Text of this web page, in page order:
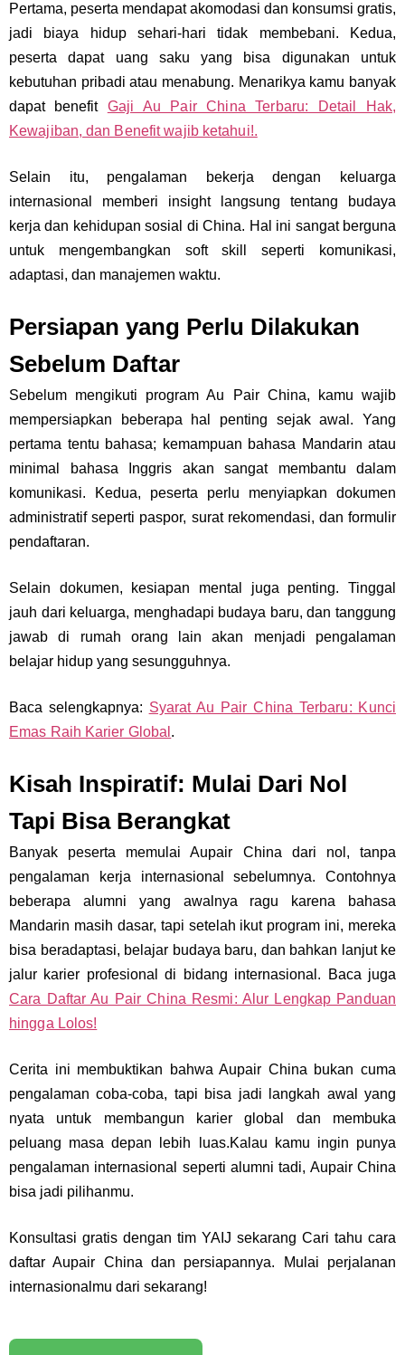
Pertama, peserta mendapat akomodasi dan konsumsi gratis,
jadi biaya hidup sehari-hari tidak membebani. Kedua,
peserta dapat uang saku yang bisa digunakan untuk
kebutuhan pribadi atau menabung. Menarikya kamu banyak
dapat benefit Gaji Au Pair China Terbaru: Detail Hak,
Kewajiban, dan Benefit wajib ketahui!.
Selain itu, pengalaman bekerja dengan keluarga
internasional memberi insight langsung tentang budaya
kerja dan kehidupan sosial di China. Hal ini sangat berguna
untuk mengembangkan soft skill seperti komunikasi,
adaptasi, dan manajemen waktu.
Persiapan yang Perlu Dilakukan
Sebelum Daftar
Sebelum mengikuti program Au Pair China, kamu wajib
mempersiapkan beberapa hal penting sejak awal. Yang
pertama tentu bahasa; kemampuan bahasa Mandarin atau
minimal bahasa Inggris akan sangat membantu dalam
komunikasi. Kedua, peserta perlu menyiapkan dokumen
administratif seperti paspor, surat rekomendasi, dan formulir
pendaftaran.
Selain dokumen, kesiapan mental juga penting. Tinggal
jauh dari keluarga, menghadapi budaya baru, dan tanggung
jawab di rumah orang lain akan menjadi pengalaman
belajar hidup yang sesungguhnya.
Baca selengkapnya: Syarat Au Pair China Terbaru: Kunci
Emas Raih Karier Global .
Kisah Inspiratif: Mulai Dari Nol
Tapi Bisa Berangkat
Banyak peserta memulai Aupair China dari nol, tanpa
pengalaman kerja internasional sebelumnya. Contohnya
beberapa alumni yang awalnya ragu karena bahasa
Mandarin masih dasar, tapi setelah ikut program ini, mereka
bisa beradaptasi, belajar budaya baru, dan bahkan lanjut ke
jalur karier profesional di bidang internasional. Baca juga
Cara Daftar Au Pair China Resmi: Alur Lengkap Panduan
hingga Lolos!
Cerita ini membuktikan bahwa Aupair China bukan cuma
pengalaman coba-coba, tapi bisa jadi langkah awal yang
nyata untuk membangun karier global dan membuka
peluang masa depan lebih luas.Kalau kamu ingin punya
pengalaman internasional seperti alumni tadi, Aupair China
bisa jadi pilihanmu.
Konsultasi gratis dengan tim YAIJ sekarang Cari tahu cara
daftar Aupair China dan persiapannya. Mulai perjalanan
internasionalmu dari sekarang!